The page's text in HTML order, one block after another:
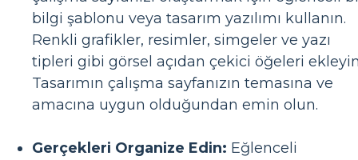
bilgi şablonu veya tasarım yazılımı kullanın.
Renkli grafikler, resimler, simgeler ve yazı
tipleri gibi görsel açıdan çekici öğeleri
Tasarımın çalışma sayfanızın temasına ve
amacına uygun olduğundan emin olun.
Gerçekleri Organize Edin: Eğlenceli